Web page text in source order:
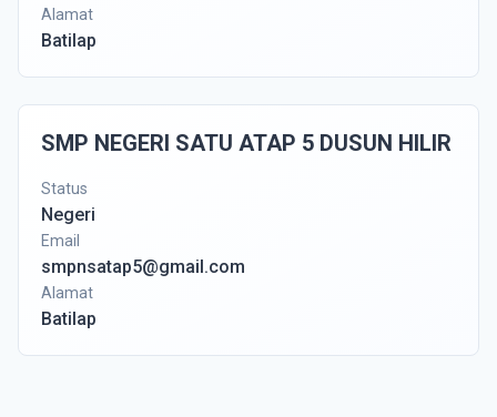
Alamat
Batilap
SMP NEGERI SATU ATAP 5 DUSUN HILIR
Status
Negeri
Email
smpnsatap5@gmail.com
Alamat
Batilap